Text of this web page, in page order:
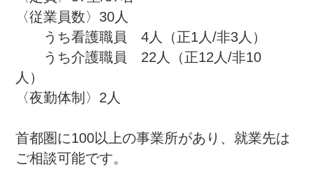
〈従業員数〉30人
うち看護職員　4人（正1人/非3人）
うち介護職員　22人（正12人/非10
人）
〈夜勤体制〉2人
首都圏に100以上の事業所があり、就業先は
ご相談可能です。